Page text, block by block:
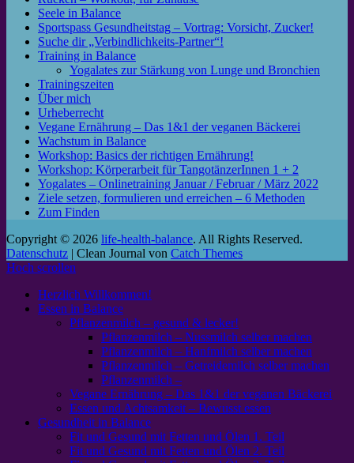
Seele in Balance
Sportspass Gesundheitstag – Vortrag: Vorsicht, Zucker!
Suche dir „Verbindlichkeits-Partner“!
Training in Balance
Yogalates zur Stärkung von Lunge und Bronchien
Trainingszeiten
Über mich
Urheberrecht
Vegane Ernährung – Das 1&1 der veganen Bäckerei
Wachstum in Balance
Workshop: Basics der richtigen Ernährung!
Workshop: Körperarbeit für TangotänzerInnen 1 + 2
Yogalates – Onlinetraining Januar / Februar / März 2022
Ziele setzen, formulieren und erreichen – 6 Methoden
Zum Finden
Copyright © 2026 life-health-balance. All Rights Reserved.
Datenschutz | Clean Journal von Catch Themes
Hoch scrollen
Herzlich Willkommen!
Essen in Balance
Pflanzenmilch – gesund & lecker!
Pflanzenmilch – Nussmilch selber machen
Pflanzenmilch – Hanfmilch selber machen
Pflanzenmilch – Getreidemilch selber machen
Pflanzenmilch –
Vegane Ernährung – Das 1&1 der veganen Bäckerei
Essen und Achtsamkeit – Bewusst essen
Gesundheit in Balance
Fit und Gesund mit Fetten und Ölen 1. Teil
Fit und Gesund mit Fetten und Ölen 2. Teil